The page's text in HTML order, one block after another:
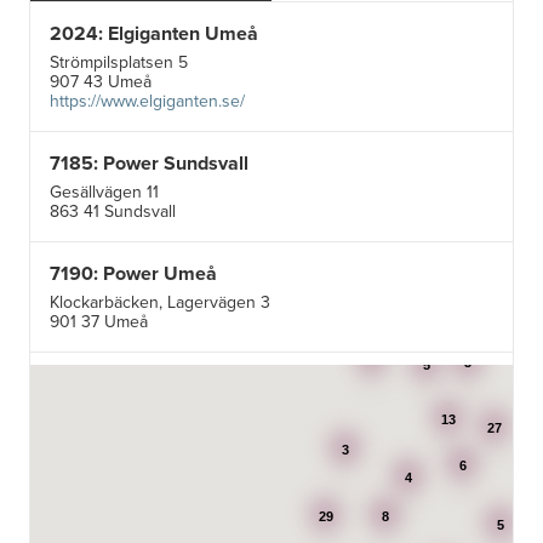
2024: Elgiganten Umeå
Strömpilsplatsen 5
907 43 Umeå
https://www.elgiganten.se/
7185: Power Sundsvall
Gesällvägen 11
863 41 Sundsvall
7190: Power Umeå
Klockarbäcken, Lagervägen 3
901 37 Umeå
AB Karl Hedin Bygghandel - Edsbyn
29
27
8
6
13
3
4
5
3
5